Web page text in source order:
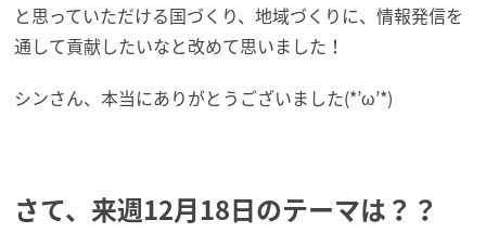
と思っていただける国づくり、地域づくりに、情報発信を
通して貢献したいなと改めて思いました！
シンさん、本当にありがとうございました(*’ω’*)
さて、来週12月18日のテーマは？？